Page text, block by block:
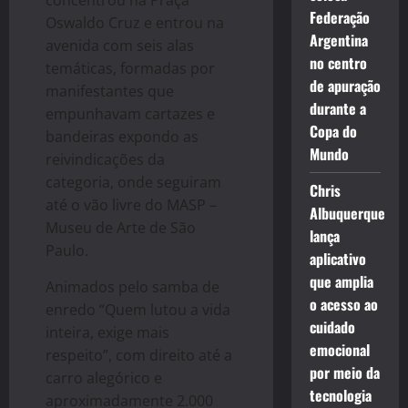
Oswaldo Cruz e entrou na
avenida com seis alas
temáticas, formadas por
manifestantes que
empunhavam cartazes e
bandeiras expondo as
reivindicações da
categoria, onde seguiram
até o vão livre do MASP –
Museu de Arte de São
Paulo.
Animados pelo samba de
enredo “Quem lutou a vida
inteira, exige mais
respeito”, com direito até a
carro alegórico e
aproximadamente 2.000
Federação
Argentina
no centro
de apuração
durante a
Copa do
Mundo
Chris
Albuquerque
lança
aplicativo
que amplia
o acesso ao
cuidado
emocional
por meio da
tecnologia